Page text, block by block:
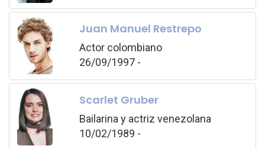
Juan Manuel Restrepo
Actor colombiano
26/09/1997 -
Scarlet Gruber
Bailarina y actriz venezolana
10/02/1989 -